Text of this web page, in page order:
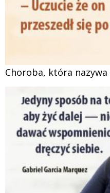
Choroba, która